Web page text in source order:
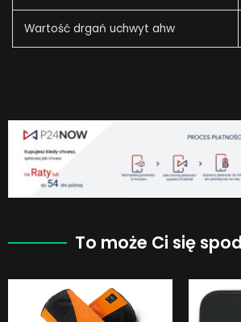
Wartość drgań uchwyt ahw
To może Ci się